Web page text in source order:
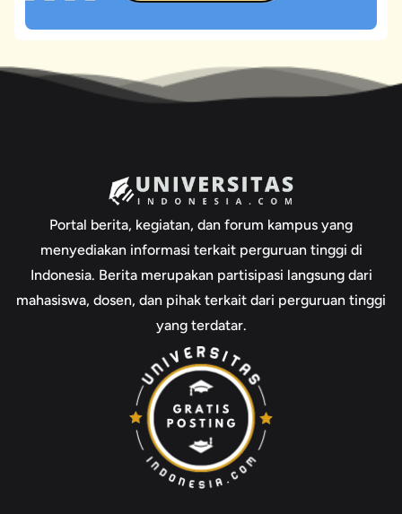
Portal berita, kegiatan, dan forum kampus yang
menyediakan informasi terkait perguruan tinggi di
Indonesia. Berita merupakan partisipasi langsung dari
mahasiswa, dosen, dan pihak terkait dari perguruan tinggi
yang terdatar.